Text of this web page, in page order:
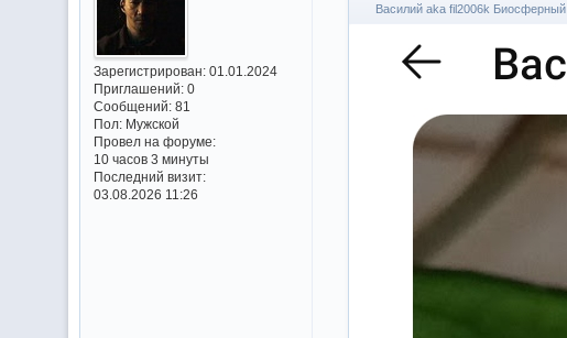
Зарегистрирован: 01.01.2024
Приглашений:0
Сообщений:81
Пол:Мужской
Провел на форуме:
10 часов 3 минуты
Последний визит:
03.08.2026 11:26
Василий aka fil2006k Биосферный